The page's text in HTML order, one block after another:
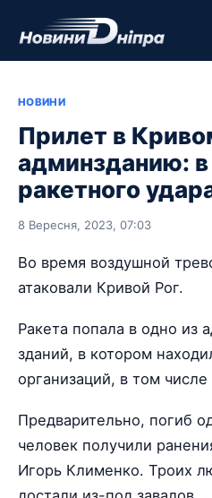
НОВИНИ
Прилет в
админзданию: в
ракетного
8 Вересня, 2023, 07:03
Во время воздушной
атаковали Кривой Рог.
Ракета попала в одно из
зданий, в котором
организаций, в том
Предварительно, погиб
человек получили
Игорь Клименко. Троих